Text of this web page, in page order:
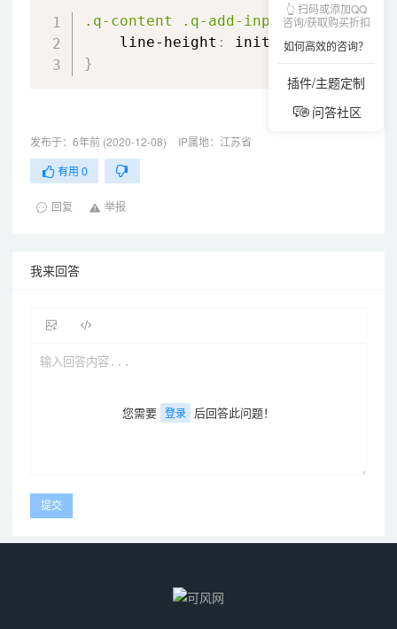
CSS
.q-content .q-add-input input, .q-
line-height : initial;
}
发布于：6年前 (2020-12-08) IP属地：江苏省
有用 0
回复 举报
我来回答
您需要 登录 后回答此问题！
👆 扫码或添加QQ
咨询/获取购买折扣
如何高效的咨询？
插件/主题定制
问答社区